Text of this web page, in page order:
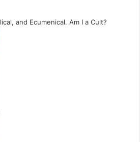
and Ecumenical. Am I a Cult?